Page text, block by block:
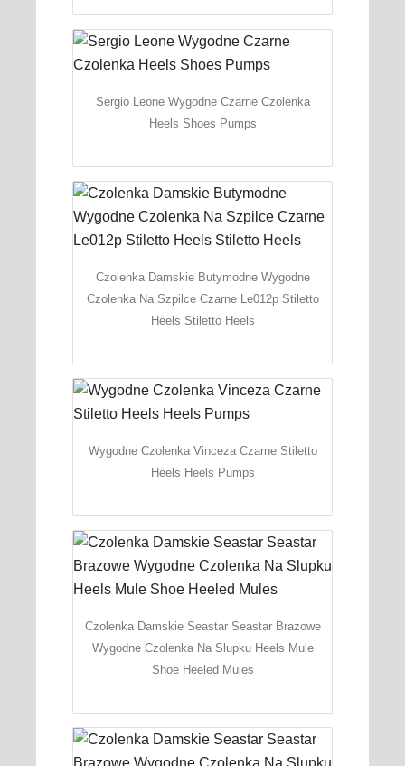
Sergio Leone Wygodne Czarne Czolenka
Heels Shoes Pumps
Czolenka Damskie Butymodne Wygodne
Czolenka Na Szpilce Czarne Le012p Stiletto
Heels Stiletto Heels
Wygodne Czolenka Vinceza Czarne Stiletto
Heels Heels Pumps
Czolenka Damskie Seastar Seastar Brazowe
Wygodne Czolenka Na Slupku Heels Mule
Shoe Heeled Mules